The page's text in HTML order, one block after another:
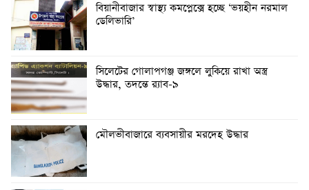
বিয়ানীবাজার স্বাস্থ্য কমপ্লেক্সে হচ্ছে ‘ভয়হীন নরমাল
ডেলিভারি’
সিলেটের গোলাপগঞ্জ জঙ্গলে লুকিয়ে রাখা অস্ত্র
উদ্ধার, তদন্তে র‌্যাব-৯
মৌলভীবাজারে ব্যবসায়ীর মরদেহ উদ্ধার